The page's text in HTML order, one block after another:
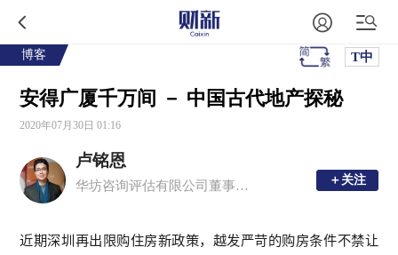
博客 T中
安得广厦千万间 － 中国古代地产探秘
2020年07月30日 01:16
卢铭恩
华坊咨询评估有限公司董事总经理、注册中国房地产估价师、香港测量师学会产业测量师 ＋关注
＋关注
近期深圳再出限购住房新政策，越发严苛的购房条件不禁让